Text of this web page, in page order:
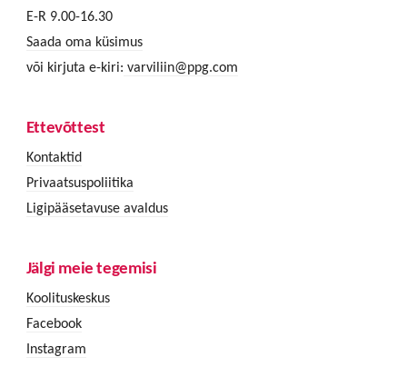
E-R 9.00-16.30
Saada oma küsimus
või kirjuta e-kiri: varviliin@ppg.com
Ettevõttest
Kontaktid
Privaatsuspoliitika
Ligipääsetavuse avaldus
Jälgi meie tegemisi
Koolituskeskus
Facebook
Instagram